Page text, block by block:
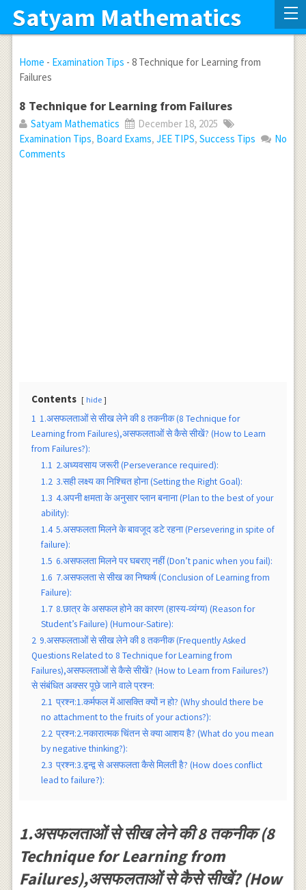
Satyam Mathematics
Home - Examination Tips - 8 Technique for Learning from
Failures
8 Technique for Learning from Failures
Satyam Mathematics
December 18, 2025
Examination Tips, Board Exams, JEE TIPS, Success Tips
No
Comments
Contents hide
1 1.असफलताओं से सीख लेने की 8 तकनीक (8 Technique for
Learning from Failures),असफलताओं से कैसे सीखें? (How to Learn
from Failures?):
1.1 2.अध्यवसाय जरूरी (Perseverance required):
1.2 3.सही लक्ष्य का निश्चित होना (Setting the Right Goal):
1.3 4.अपनी क्षमता के अनुसार प्लान बनाना (Plan to the best of your
ability):
1.4 5.असफलता मिलने के बावजूद डटे रहना (Persevering in spite of
failure):
1.5 6.असफलता मिलने पर घबराए नहीं (Don’t panic when you fail):
1.6 7.असफलता से सीख का निष्कर्ष (Conclusion of Learning from
Failure):
1.7 8.छात्र के असफल होने का कारण (हास्य-व्यंग्य) (Reason for
Student’s Failure) (Humour-Satire):
2 9.असफलताओं से सीख लेने की 8 तकनीक (Frequently Asked
Questions Related to 8 Technique for Learning from
Failures),असफलताओं से कैसे सीखें? (How to Learn from Failures?)
से संबंधित अक्सर पूछे जाने वाले प्रश्न:
2.1 प्रश्न:1.कर्मफल में आसक्ति क्यों न हो? (Why should there be
no attachment to the fruits of your actions?):
2.2 प्रश्न:2.नकारात्मक चिंतन से क्या आशय है? (What do you mean
by negative thinking?):
2.3 प्रश्न:3.द्वन्द्व से असफलता कैसे मिलती है? (How does conflict
lead to failure?):
1.असफलताओं से सीख लेने की 8 तकनीक (8
Technique for Learning from
Failures),असफलताओं से कैसे सीखें? (How